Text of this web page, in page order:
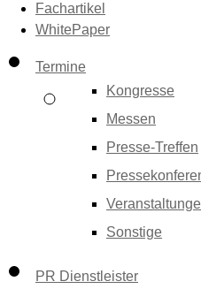
Fachartikel
WhitePaper
Termine
Kongresse
Messen
Presse-Treffen
Sonstige
PR Dienstleister